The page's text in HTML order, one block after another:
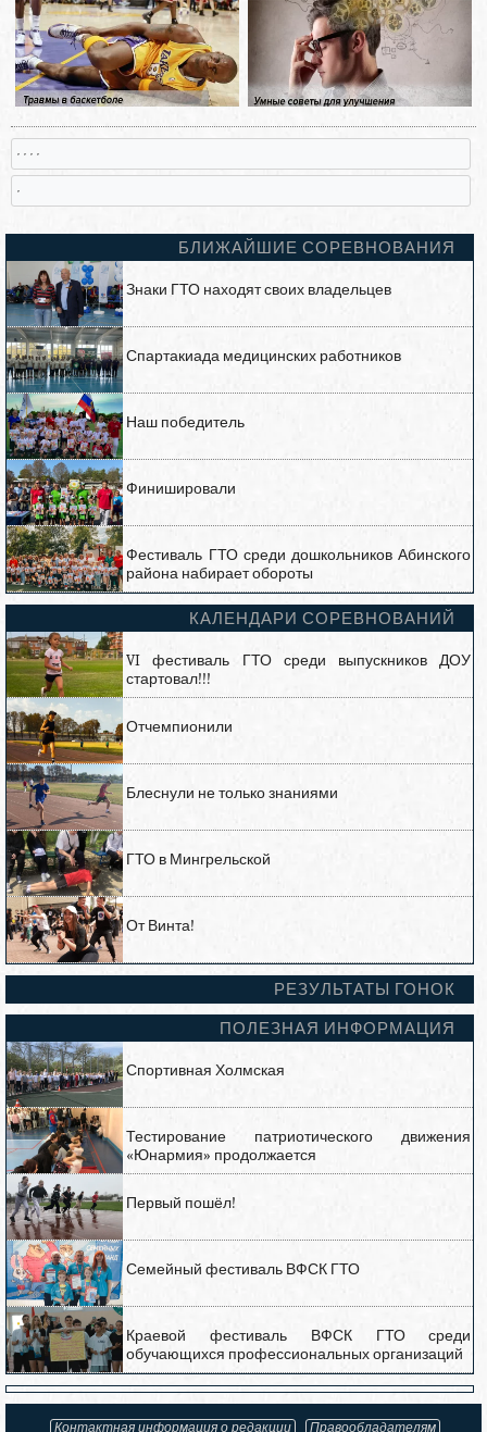
, , , ,
,
БЛИЖАЙШИЕ СОРЕВНОВАНИЯ
Знаки ГТО находят своих владельцев
Спартакиада медицинских работников
Наш победитель
Финишировали
Фестиваль ГТО среди дошкольников Абинского
района набирает обороты
КАЛЕНДАРИ СОРЕВНОВАНИЙ
VI фестиваль ГТО среди выпускников ДОУ
стартовал!!!
Отчемпионили
Блеснули не только знаниями
ГТО в Мингрельской
От Винта!
РЕЗУЛЬТАТЫ ГОНОК
ПОЛЕЗНАЯ ИНФОРМАЦИЯ
Спортивная Холмская
Тестирование патриотического движения
«Юнармия» продолжается
Первый пошёл!
Семейный фестиваль ВФСК ГТО
Краевой фестиваль ВФСК ГТО среди
обучающихся профессиональных организаций
Контактная информация о редакции Правообладателям